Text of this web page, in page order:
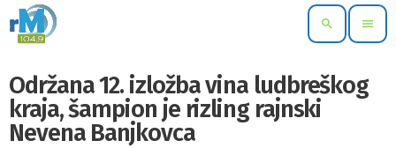
search menu
Održana 12. izložba vina ludbreškog
kraja, šampion je rizling rajnski
Nevena Banjkovca